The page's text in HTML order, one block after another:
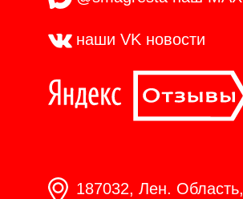
наши VK новости
187032, Лен. Область,